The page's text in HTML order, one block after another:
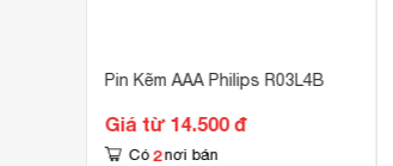
Pin Kẽm AAA Philips R03L4B
Giá từ 14.500 đ
Có 2 nơi bán